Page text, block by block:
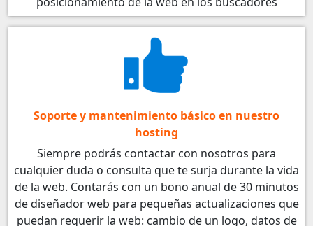
Soporte y mantenimiento básico en nuestro
hosting
Siempre podrás contactar con nosotros para
cualquier duda o consulta que te surja durante la vida
de la web. Contarás con un bono anual de 30 minutos
de diseñador web para pequeñas actualizaciones que
puedan requerir la web: cambio de un logo, datos de